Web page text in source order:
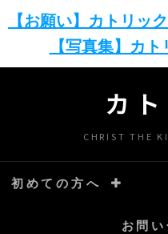
【お願い】カトリッ
【写真集】カ
カ
CHRIST THE
初めての方へ
お問